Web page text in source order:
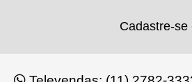
Cadastre-